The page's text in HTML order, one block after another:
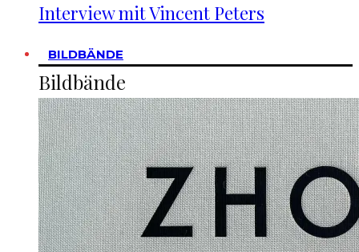
Interview mit Vincent Peters
BILDBÄNDE
Bildbände